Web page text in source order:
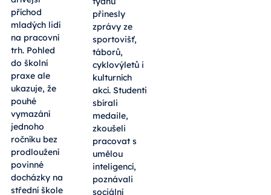
příchod
mladých lidí
na pracovní
trh. Pohled
do školní
praxe ale
ukazuje, že
pouhé
vymazání
jednoho
ročníku bez
prodloužení
povinné
docházky na
střední škole
přinesly
zprávy ze
sportovišť,
táborů,
cyklovýletů i
kulturních
akcí. Studenti
sbírali
medaile,
zkoušeli
pracovat s
umělou
inteligencí,
poznávali
sociální